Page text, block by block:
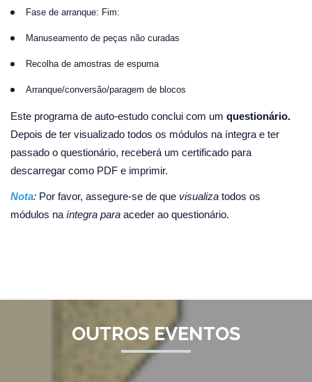
Fase de arranque: Fim:
Manuseamento de peças não curadas
Recolha de amostras de espuma
Arranque/conversão/paragem de blocos
Este programa de auto-estudo conclui com um questionário.
Depois de ter visualizado todos os módulos na íntegra e ter
passado o questionário, receberá um certificado para
descarregar como PDF e imprimir.
Nota: Por favor, assegure-se de que visualiza todos os
módulos na íntegra para aceder ao questionário.
OUTROS EVENTOS